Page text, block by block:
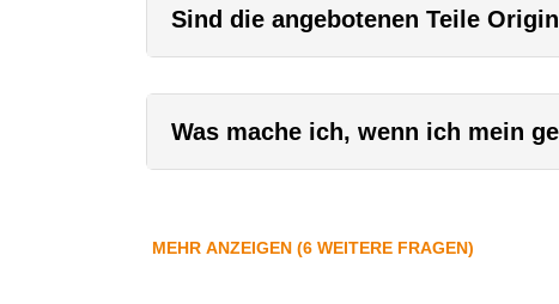
Sind die angebotenen Teile
Was mache ich, wenn ich mein
MEHR ANZEIGEN (6 WEITERE FRAGEN)